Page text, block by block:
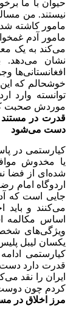
حیوان با ما
نیستند. من
مامور کاشته
مامور آدم
می‌کند به یک
نشان می‌دهد.
افغانستانی‌ها
خوشحالم که
توانسته وارد
موردش صحبت
قدرت در مستند
دست می‌شود
کیارستمی در
یا مخدوش
شده‌ای از فضا
اردوگاه امام
جایی است که
می‌کنند و باید
اساس مکالمه
ویژگی‌های
یکسان لیبل
کیارستمی
قدرت دارد
ایران را نقد
کردم چون
مرز اخلاق در